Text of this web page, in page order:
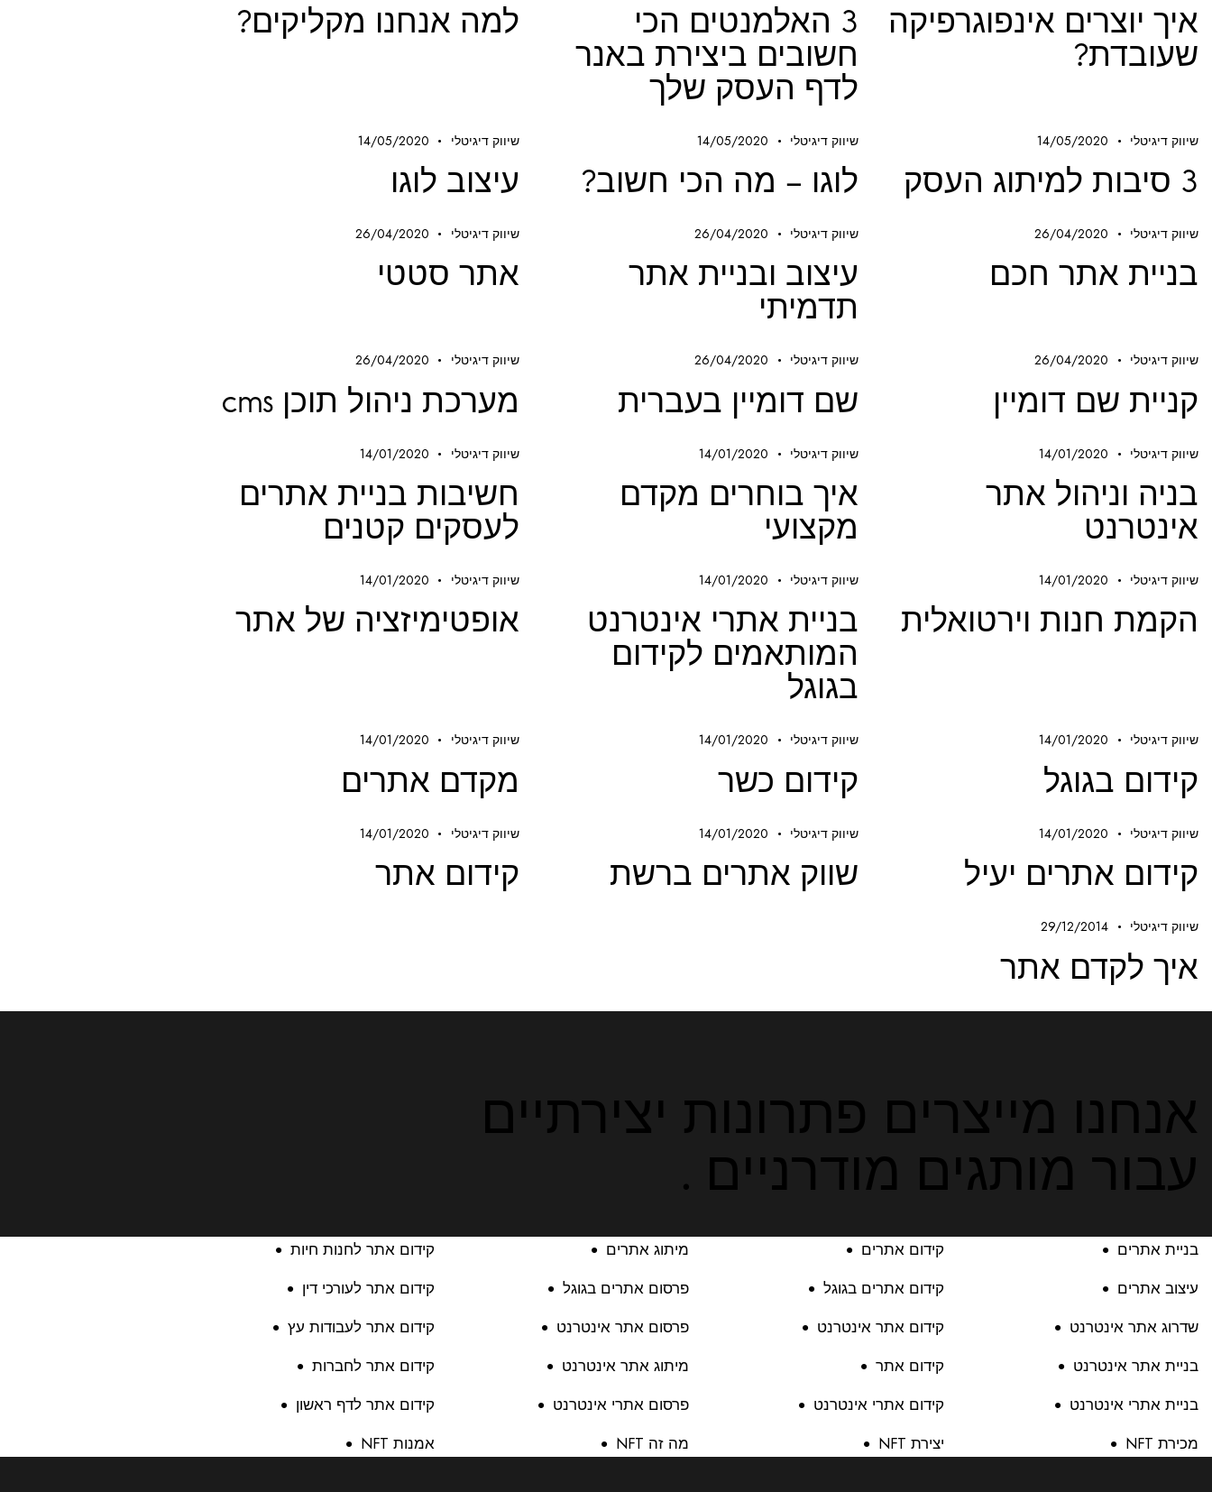
איך יוצרים אינפוגרפיקה
שעובדת?
3 האלמנטים הכי
חשובים ביצירת באנר
לדף העסק שלך
למה אנחנו מקליקים?
שיווק דיגיטלי 14/05/2020
3 סיבות למיתוג העסק
שיווק דיגיטלי 14/05/2020
לוגו – מה הכי חשוב?
שיווק דיגיטלי 14/05/2020
עיצוב לוגו
שיווק דיגיטלי 26/04/2020
בניית אתר חכם
שיווק דיגיטלי 26/04/2020
עיצוב ובניית אתר
תדמיתי
שיווק דיגיטלי 26/04/2020
אתר סטטי
שיווק דיגיטלי 26/04/2020
קניית שם דומיין
שיווק דיגיטלי 26/04/2020
שם דומיין בעברית
שיווק דיגיטלי 26/04/2020
מערכת ניהול תוכן cms
שיווק דיגיטלי 14/01/2020
בניה וניהול אתר
אינטרנט
שיווק דיגיטלי 14/01/2020
איך בוחרים מקדם
מקצועי
שיווק דיגיטלי 14/01/2020
חשיבות בניית אתרים
לעסקים קטנים
שיווק דיגיטלי 14/01/2020
הקמת חנות וירטואלית
שיווק דיגיטלי 14/01/2020
בניית אתרי אינטרנט
המותאמים לקידום
בגוגל
שיווק דיגיטלי 14/01/2020
אופטימיזציה של אתר
שיווק דיגיטלי 14/01/2020
קידום בגוגל
שיווק דיגיטלי 14/01/2020
קידום כשר
שיווק דיגיטלי 14/01/2020
מקדם אתרים
שיווק דיגיטלי 14/01/2020
קידום אתרים יעיל
שיווק דיגיטלי 14/01/2020
שווק אתרים ברשת
שיווק דיגיטלי 14/01/2020
קידום אתר
שיווק דיגיטלי 29/12/2014
איך לקדם אתר
אנחנו מייצרים פתרונות יצירתיים
עבור מותגים מודרניים .
בניית אתרים
עיצוב אתרים
שדרוג אתר אינטרנט
בניית אתר אינטרנט
בניית אתרי אינטרנט
מכירת NFT
קידום אתרים
קידום אתרים בגוגל
קידום אתר אינטרנט
קידום אתר
קידום אתרי אינטרנט
יצירת NFT
מיתוג אתרים
פרסום אתרים בגוגל
פרסום אתר אינטרנט
מיתוג אתר אינטרנט
פרסום אתרי אינטרנט
מה זה NFT
קידום אתר לחנות חיות
קידום אתר לעורכי דין
קידום אתר לעבודות עץ
קידום אתר לחברות
קידום אתר לדף ראשון
אמנות NFT